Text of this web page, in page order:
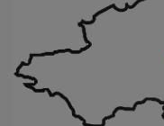
INFOS POP ROCK
La Radio
EMISSIONS